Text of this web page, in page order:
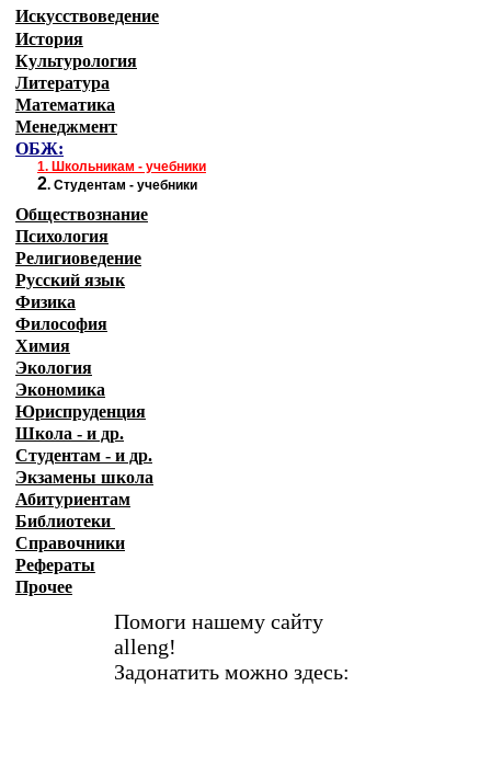
Искусствоведение
История
Культурология
Литература
Математика
Менеджмент
ОБЖ:
1. Школьникам - учебники
2. Студентам - учебники
Обществознание
Психология
Религиоведение
Русский язык
Физика
Философия
Химия
Экология
Экономика
Юриспруденция
Школа - и др.
Студентам - и др.
Экзамены школа
Абитуриентам
Библиотеки
Справочники
Рефераты
Прочее
Помоги нашему сайту
alleng!
Задонатить можно здесь: